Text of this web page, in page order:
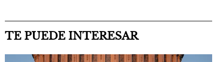
TE PUEDE INTERESAR